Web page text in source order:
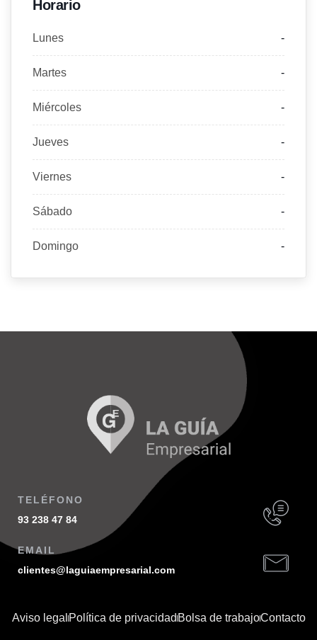
Horario
Lunes -
Martes -
Miércoles -
Jueves -
Viernes -
Sábado -
Domingo -
TELÉFONO
93 238 47 84
EMAIL
clientes@laguiaempresarial.com
Aviso legal Política de privacidadBolsa de trabajoContacto